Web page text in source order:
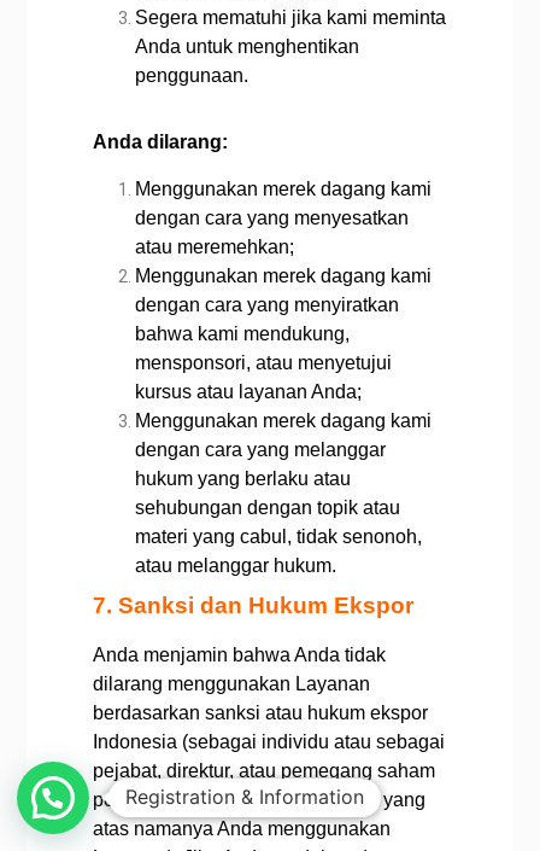
Segera mematuhi jika kami meminta
Anda untuk menghentikan
penggunaan.
Anda dilarang:
Menggunakan merek dagang kami
dengan cara yang menyesatkan
atau meremehkan;
Menggunakan merek dagang kami
dengan cara yang menyiratkan
bahwa kami mendukung,
mensponsori, atau menyetujui
kursus atau layanan Anda;
Menggunakan merek dagang kami
dengan cara yang melanggar
hukum yang berlaku atau
sehubungan dengan topik atau
materi yang cabul, tidak senonoh,
atau melanggar hukum.
7. Sanksi dan Hukum Ekspor
Anda menjamin bahwa Anda tidak
dilarang menggunakan Layanan
berdasarkan sanksi atau hukum ekspor
Indonesia (sebagai individu atau sebagai
pejabat, direktur, atau pemegang saham
pengendali dari entitas mana pun yang
atas namanya Anda menggunakan
Registration & Information